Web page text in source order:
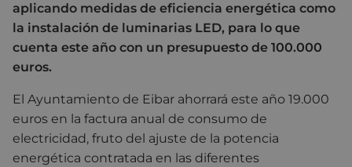
aplicando medidas de eficiencia energética como
la instalación de luminarias LED, para lo que
cuenta este año con un presupuesto de 100.000
euros.
El Ayuntamiento de Eibar ahorrará este año 19.000
euros en la factura anual de consumo de
electricidad, fruto del ajuste de la potencia
energética contratada en las diferentes